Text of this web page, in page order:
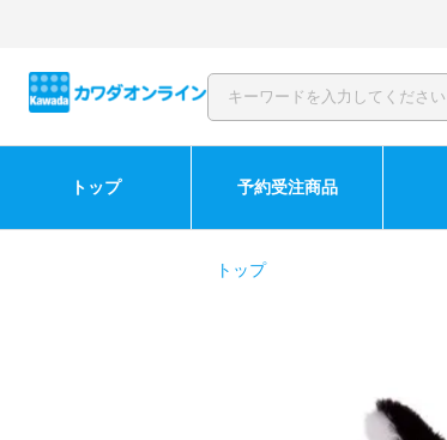
トップ 予約受注商品
トップ